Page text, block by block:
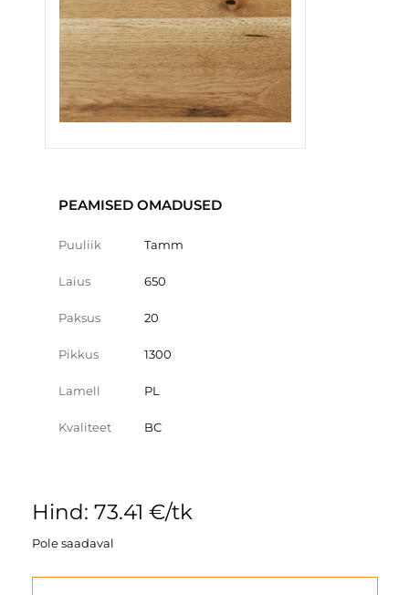
PEAMISED OMADUSED
Puuliik Tamm
Laius 650
Paksus 20
Pikkus 1300
Lamell PL
Kvaliteet BC
Hind: 73.41 €/tk
Pole saadaval